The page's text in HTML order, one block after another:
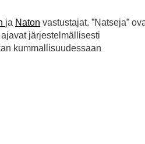
ja Naton vastustajat. ”Natseja”
järjestelmällisesti
kummallisuudessaan